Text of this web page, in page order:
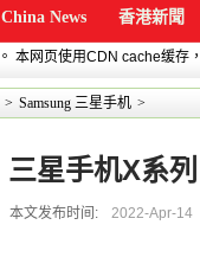
China News 香港新聞
本网页使用CDN cache缓存
> Samsung 三星手机 >
三星手机X系列
本文发布时间: 2022-Apr-14